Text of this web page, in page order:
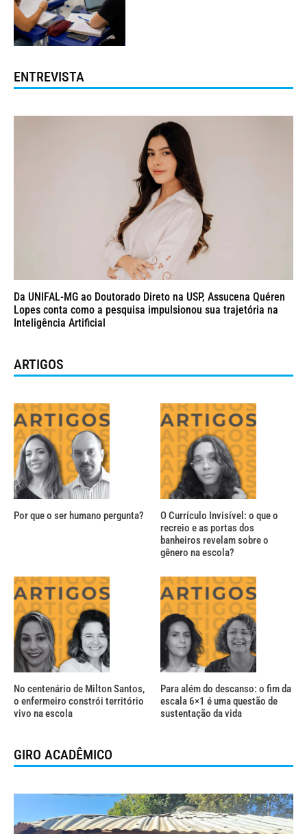
ENTREVISTA
Da UNIFAL-MG ao Doutorado Direto na USP, Assucena Quéren
Lopes conta como a pesquisa impulsionou sua trajetória na
Inteligência Artificial
ARTIGOS
Por que o ser humano pergunta?
O Currículo Invisível: o que o
recreio e as portas dos
banheiros revelam sobre o
gênero na escola?
No centenário de Milton Santos,
o enfermeiro constrói território
vivo na escola
Para além do descanso: o fim da
escala 6×1 é uma questão de
sustentação da vida
GIRO ACADÊMICO